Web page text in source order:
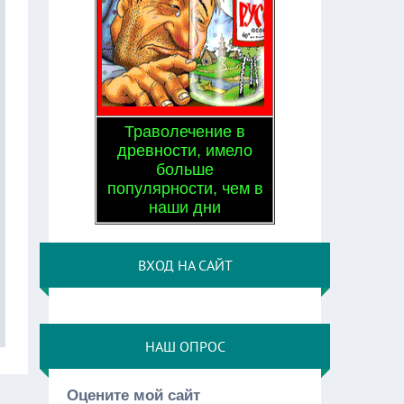
Траволечение в
древности, имело
больше
популярности, чем в
наши дни
ВХОД НА САЙТ
НАШ ОПРОС
Оцените мой сайт